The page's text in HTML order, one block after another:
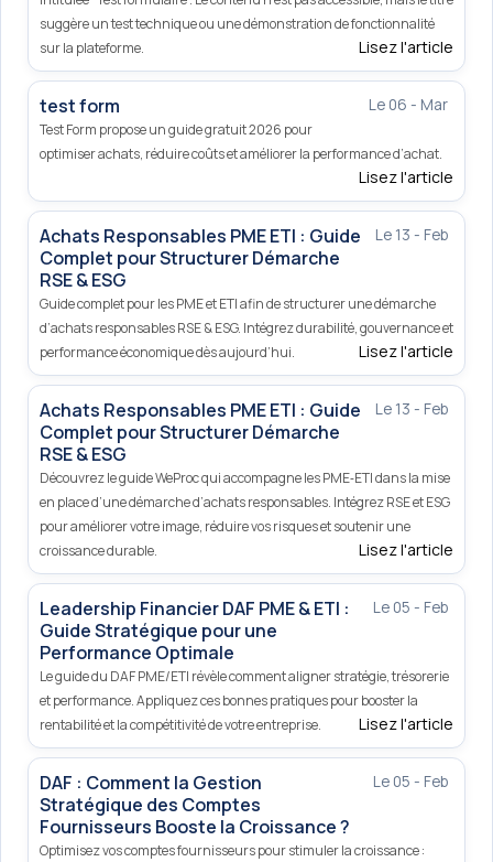
suggère un test technique ou une démonstration de fonctionnalité
sur la plateforme.
Lisez l'article
Le 06 - Mar
test form
Test Form propose un guide gratuit 2026 pour
optimiser achats, réduire coûts et améliorer la performance d’achat.
Lisez l'article
Le 13 - Feb
Achats Responsables PME ETI : Guide
Complet pour Structurer Démarche
RSE & ESG
Guide complet pour les PME et ETI afin de structurer une démarche
d’achats responsables RSE & ESG. Intégrez durabilité, gouvernance et
performance économique dès aujourd’hui.
Lisez l'article
Le 13 - Feb
Achats Responsables PME ETI : Guide
Complet pour Structurer Démarche
RSE & ESG
Découvrez le guide WeProc qui accompagne les PME‑ETI dans la mise
en place d’une démarche d’achats responsables. Intégrez RSE et ESG
pour améliorer votre image, réduire vos risques et soutenir une
croissance durable.
Lisez l'article
Le 05 - Feb
Leadership Financier DAF PME & ETI :
Guide Stratégique pour une
Performance Optimale
Le guide du DAF PME/ETI révèle comment aligner stratégie, trésorerie
et performance. Appliquez ces bonnes pratiques pour booster la
rentabilité et la compétitivité de votre entreprise.
Lisez l'article
Le 05 - Feb
DAF : Comment la Gestion
Stratégique des Comptes
Fournisseurs Booste la Croissance ?
Optimisez vos comptes fournisseurs pour stimuler la croissance :